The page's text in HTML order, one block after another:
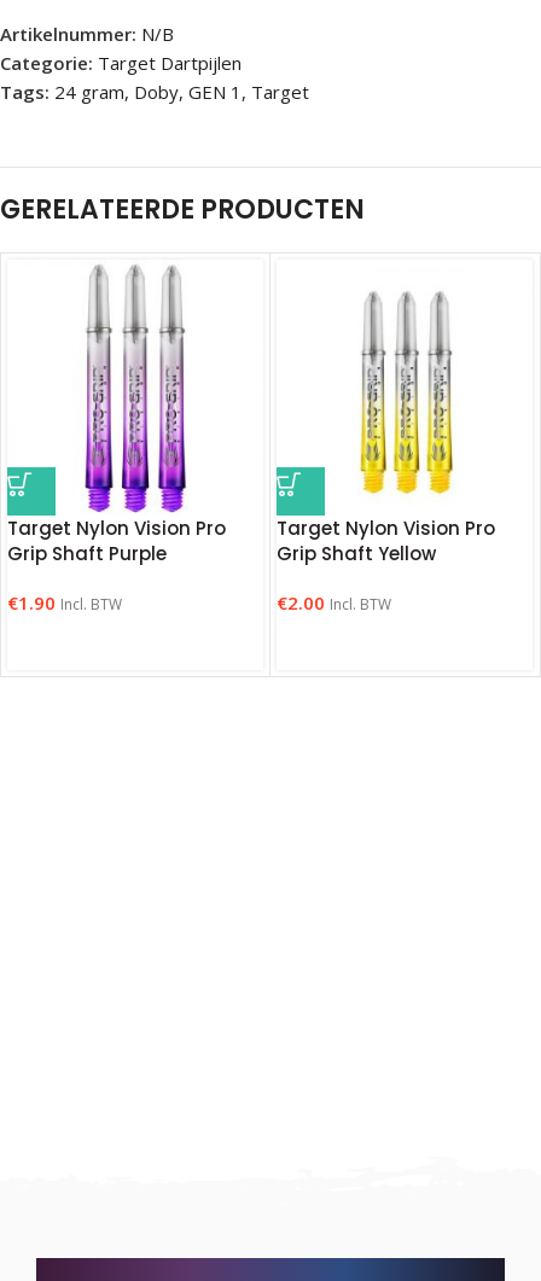
Artikelnummer: N/B
Categorie: Target Dartpijlen
Tags: 24 gram, Doby, GEN 1 , Target
GERELATEERDE PRODUCTEN
Target Nylon Vision Pro
Grip Shaft Purple
€1.90 Incl. BTW
Target Nylon Vision Pro
Grip Shaft Yellow
€2.00 Incl. BTW